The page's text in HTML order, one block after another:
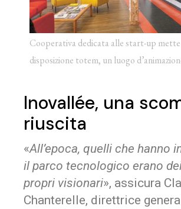
Cooperativa dedicata alle start-up
disposizione totem, un luogo
Inovallée, una
riuscita
«All’epoca, quelli che hanno
il parco tecnologico erano
propri visionari», assicura
Chanterelle, direttrice